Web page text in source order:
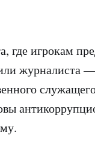
где игрокам
журналиста